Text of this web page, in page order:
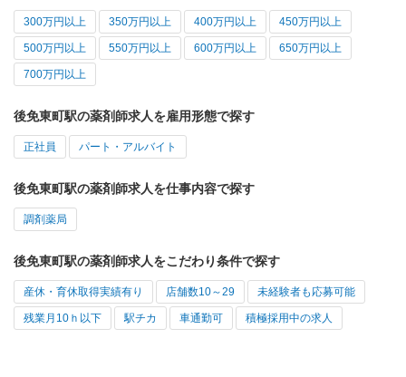
300万円以上 350万円以上 400万円以上 450万円以上
500万円以上 550万円以上 600万円以上 650万円以上
700万円以上
後免東町駅の薬剤師求人を雇用形態で探す
正社員 パート・アルバイト
後免東町駅の薬剤師求人を仕事内容で探す
調剤薬局
後免東町駅の薬剤師求人をこだわり条件で探す
産休・育休取得実績有り 店舗数10～29 未経験者も応募可能
残業月10ｈ以下 駅チカ 車通勤可 積極採用中の求人